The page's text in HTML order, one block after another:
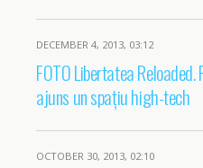
DECEMBER 4, 2013, 03:12
FOTO Libertatea
ajuns un spațiu high-tech
OCTOBER 30, 2013, 02:10